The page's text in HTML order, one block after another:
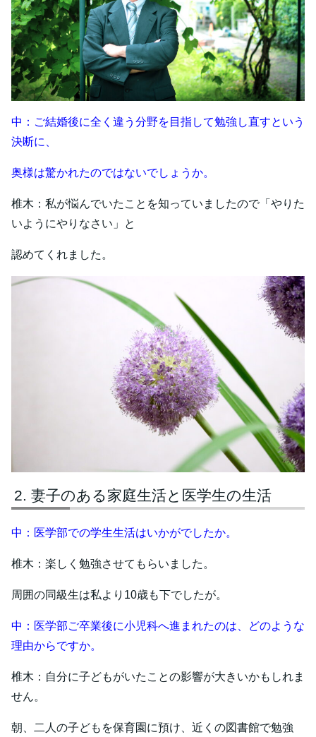
中：ご結婚後に全く違う分野を目指して勉強し直すという
決断に、
奥様は驚かれたのではないでしょうか。
椎木：私が悩んでいたことを知っていましたので「やりた
いようにやりなさい」と
認めてくれました。
妻子のある家庭生活と医学生の生活
中：医学部での学生生活はいかがでしたか。
椎木：楽しく勉強させてもらいました。
周囲の同級生は私より10歳も下でしたが。
中：医学部ご卒業後に小児科へ進まれたのは、どのような
理由からですか。
椎木：自分に子どもがいたことの影響が大きいかもしれま
せん。
朝、二人の子どもを保育園に預け、近くの図書館で勉強